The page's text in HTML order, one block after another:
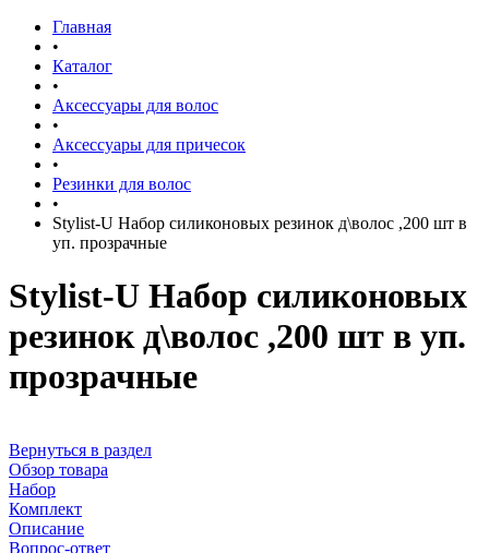
Главная
•
Каталог
•
Аксессуары для волос
•
Аксессуары для причесок
•
Резинки для волос
•
Stylist-U Набор силиконовых резинок д\волос ,200 шт в
уп. прозрачные
Stylist-U Набор силиконовых
резинок д\волос ,200 шт в уп.
прозрачные
Вернуться в раздел
Обзор товара
Набор
Комплект
Описание
Вопрос-ответ